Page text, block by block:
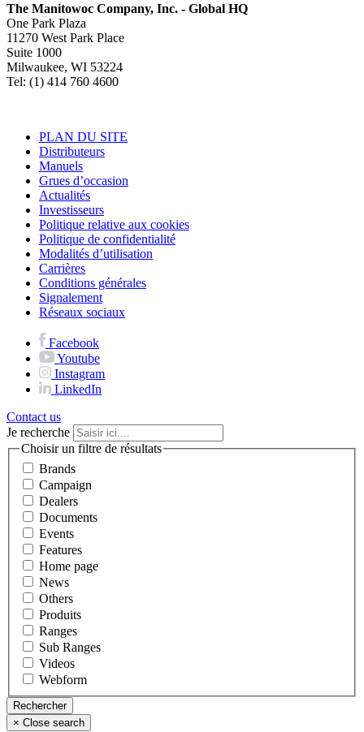
The Manitowoc Company, Inc. - Global HQ
One Park Plaza
11270 West Park Place
Suite 1000
Milwaukee, WI 53224
Tel: (1) 414 760 4600
PLAN DU SITE
Distributeurs
Manuels
Grues d’occasion
Actualités
Investisseurs
Politique relative aux cookies
Politique de confidentialité
Modalités d’utilisation
Carrières
Conditions générales
Signalement
Réseaux sociaux
Facebook
Youtube
Instagram
LinkedIn
Contact us
Je recherche
Choisir un filtre de résultats
Brands
Campaign
Dealers
Documents
Events
Features
Home page
News
Others
Produits
Ranges
Sub Ranges
Videos
Webform
× Close search